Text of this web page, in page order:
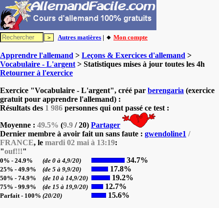
Autres matières | 🔸 Mon compte
Apprendre l'allemand > Leçons & Exercices d'allemand >
Vocabulaire - L'argent > Statistiques mises à jour toutes les 4h
Retourner à l'exercice
Exercice "Vocabulaire - L'argent", créé par berengaria (exercice
gratuit pour apprendre l'allemand) :
Résultats des 1 986 personnes qui ont passé ce test :
Moyenne : 49.5% (9.9 / 20) Partager
Dernier membre à avoir fait un sans faute : gwendoline1 /
FRANCE, le mardi 02 mai à 13:19:
"ouf!!!"
0% - 24.9% (de 0 à 4,9/20) 34.7%
25% - 49.9% (de 5 à 9,9/20) 17.8%
50% - 74.9% (de 10 à 14,9/20) 19.2%
75% - 99.9% (de 15 à 19,9/20) 12.7%
Parfait - 100% (20/20) 15.6%